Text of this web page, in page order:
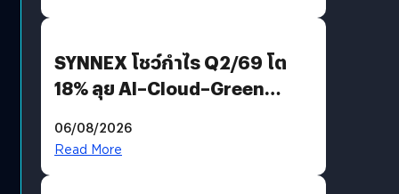
SYNNEX โชว์กำไร Q2/69 โต
18% ลุย AI–Cloud–Green
Revenue เร่งเครื่อง New
06/08/2026
Read More